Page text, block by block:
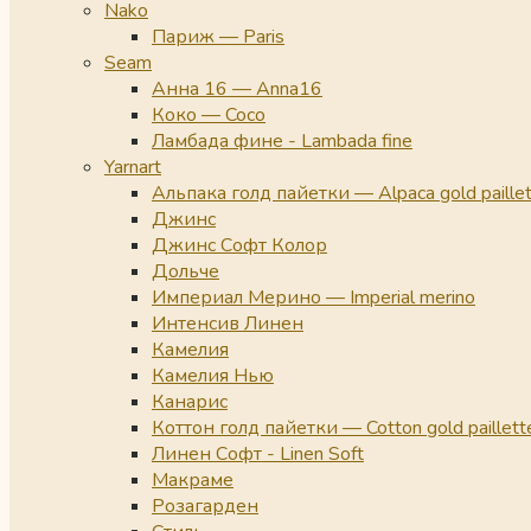
Nako
Париж — Paris
Seam
Анна 16 — Anna16
Коко — Coco
Ламбада фине - Lambada fine
Yarnart
Альпака голд пайетки — Alpaca gold
Джинс
Джинс Софт Колор
Дольче
Империал Мерино — Imperial merino
Интенсив Линен
Камелия
Камелия Нью
Канарис
Коттон голд пайетки — Cotton gold
Линен Софт - Linen Soft
Макраме
Розагарден